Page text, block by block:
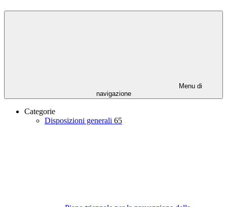
Menu di
navigazione
Categorie
Disposizioni generali 65